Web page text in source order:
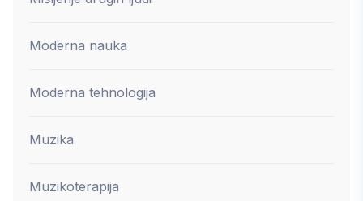
Moderna nauka
Moderna tehnologija
Muzika
Muzikoterapija